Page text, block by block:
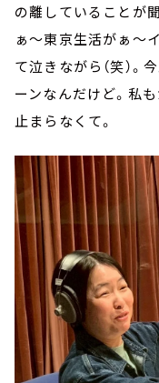
の離していることが
ぁ～東京生活がぁ～
て泣きながら（笑）。
ーンなんだけど。私
止まらなくて。